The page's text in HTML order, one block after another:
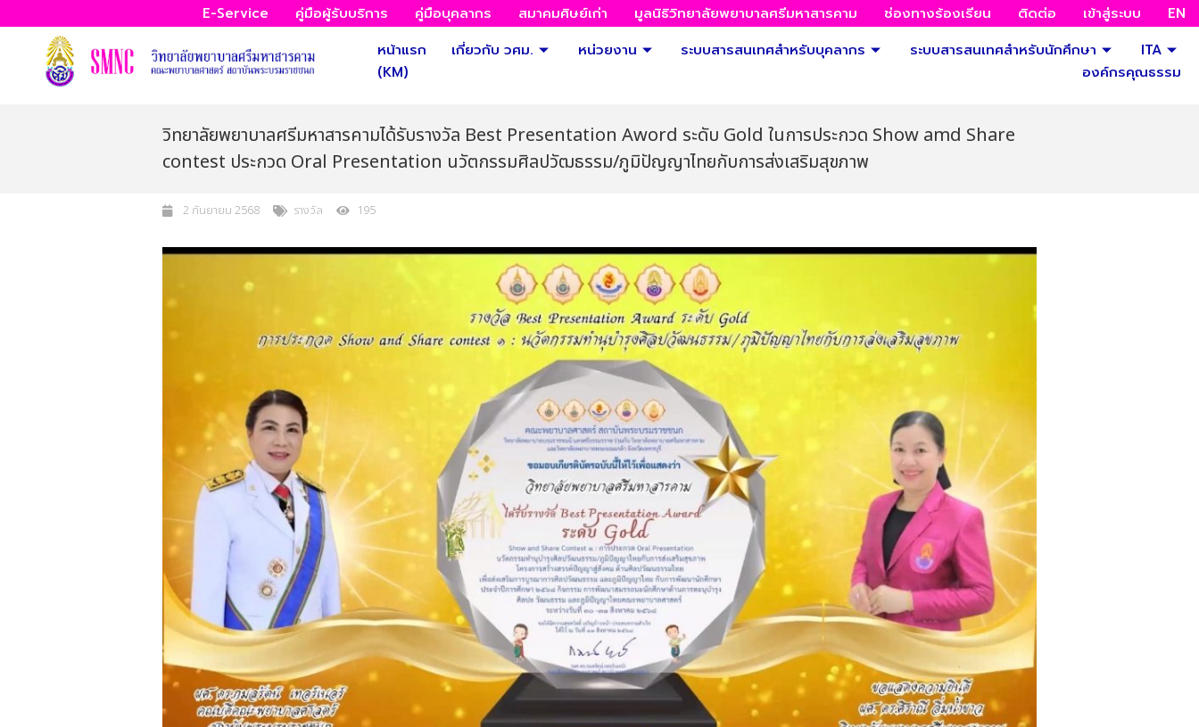
E-Service คู่มือผู้รับบริการ คู่มือบุคลากร สมาคมศิษย์เก่า มูลนิธิวิทยาลัยพยาบาลศรีมหาสารคาม ช่องทางร้องเรียน ติดต่อ เข้าสู่ระบบ
EN
หน้าแรก
เกี่ยวกับ วศม. หน่วยงาน ระบบสารสนเทศสำหรับบุคลากร ระบบสารสนเทศสำหรับนักศึกษา
ITA
(KM)
องค์กรคุณธรรม
วิทยาลัยพยาบาลศรีมหาสารคามได้รับรางวัล Best Presentation Aword ระดับ Gold ในการประกวด Show amd Share
contest ประกวด Oral Presentation นวัตกรรมศิลปวัฒธรรม/ภูมิปัญญาไทยกับการส่งเสริมสุขภาพ
2 กันยายน 2568 รางวัล 195